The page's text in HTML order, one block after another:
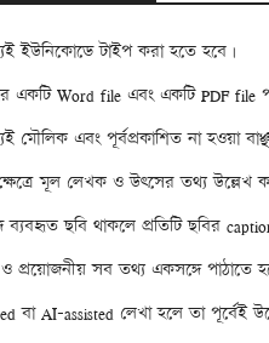
ইউনিকোডে টাইপ করা হতে হবে।
একটি Word file এবং একটি PDF file
মৌলিক এবং পূর্বপ্রকাশিত না হওয়া
মূল লেখক ও উৎসের তথ্য উল্লেখ
ব্যবহৃত ছবি থাকলে প্রতিটি ছবির
ও প্রয়োজনীয় সব তথ্য একসঙ্গে
বা AI-assisted লেখা হলে তা